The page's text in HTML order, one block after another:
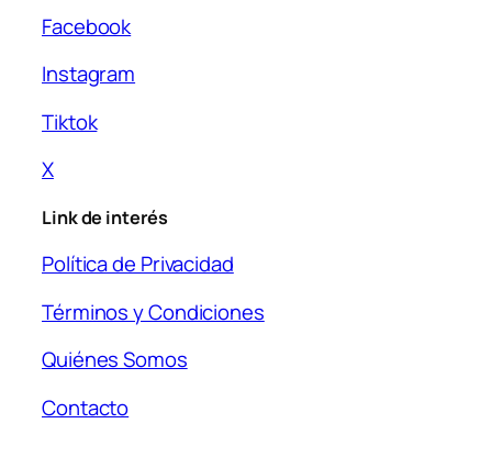
Facebook
Instagram
Tiktok
X
Link de interés
Política de Privacidad
Términos y Condiciones
Quiénes Somos
Contacto